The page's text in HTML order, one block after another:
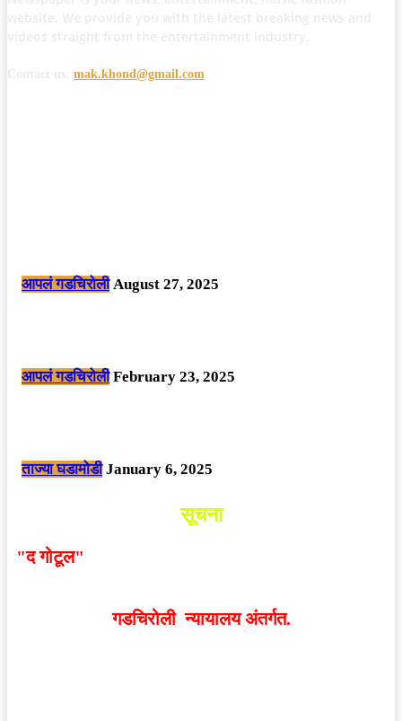
mak.khond@gmail.com
आपलं गडचिरोली August 27, 2025
आपलं गडचिरोली February 23, 2025
ताज्या घडामोडी January 6, 2025
सूचना
"द गोटूल"
गडचिरोली न्यायालय अंतर्गत.